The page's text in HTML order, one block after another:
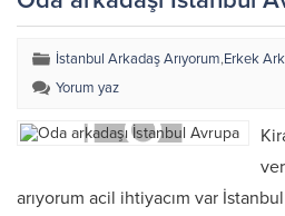
İstanbul Arkadaş Arıyorum,Erkek
Yorum yaz
arıyorum acil ihtiyacım var